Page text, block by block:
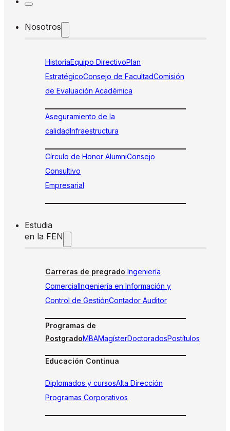
Nosotros
HistoriaEquipo DirectivoPlan
EstratégicoConsejo de FacultadComisión
de Evaluación Académica
Aseguramiento de la
calidadInfraestructura
Círculo de Honor AlumniConsejo
Consultivo
Empresarial
Estudia
en la FEN
Carreras de pregrado Ingeniería
ComercialIngeniería en Información y
Control de GestiónContador Auditor
Programas de
PostgradoMBAMagísterDoctoradosPostítulos
Educación Continua
Diplomados y cursosAlta Dirección
Programas Corporativos